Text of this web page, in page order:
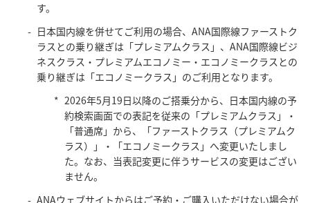
す。
日本国内線を併せてご利用の場合、ANA国際線ファーストク
ラスとの乗り継ぎは「プレミアムクラス」、ANA国際線ビジ
ネスクラス・プレミアムエコノミー・エコノミークラスとの
乗り継ぎは「エコノミークラス」のご利用となります。
2026年5月19日以降のご搭乗分から、日本国内線の予
約検索画面での表記を従来の「プレミアムクラス」・
「普通席」から、「ファーストクラス（プレミアムク
ラス）」・「エコノミークラス」へ変更いたしまし
た。なお、当表記変更に伴うサービスの変更はござい
ません。
ANAウェブサイトからはご予約・ご購入いただけない場合が